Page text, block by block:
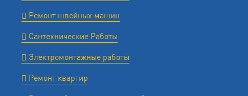
Ремонт швейных машин
Сантехнические Работы
Электромонтажные работы
Ремонт квартир